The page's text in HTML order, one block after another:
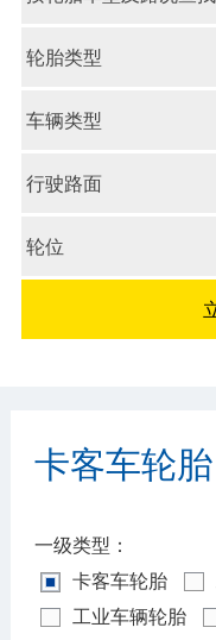
卡客车轮胎
一级类型：
卡客车轮胎
工业车辆轮胎